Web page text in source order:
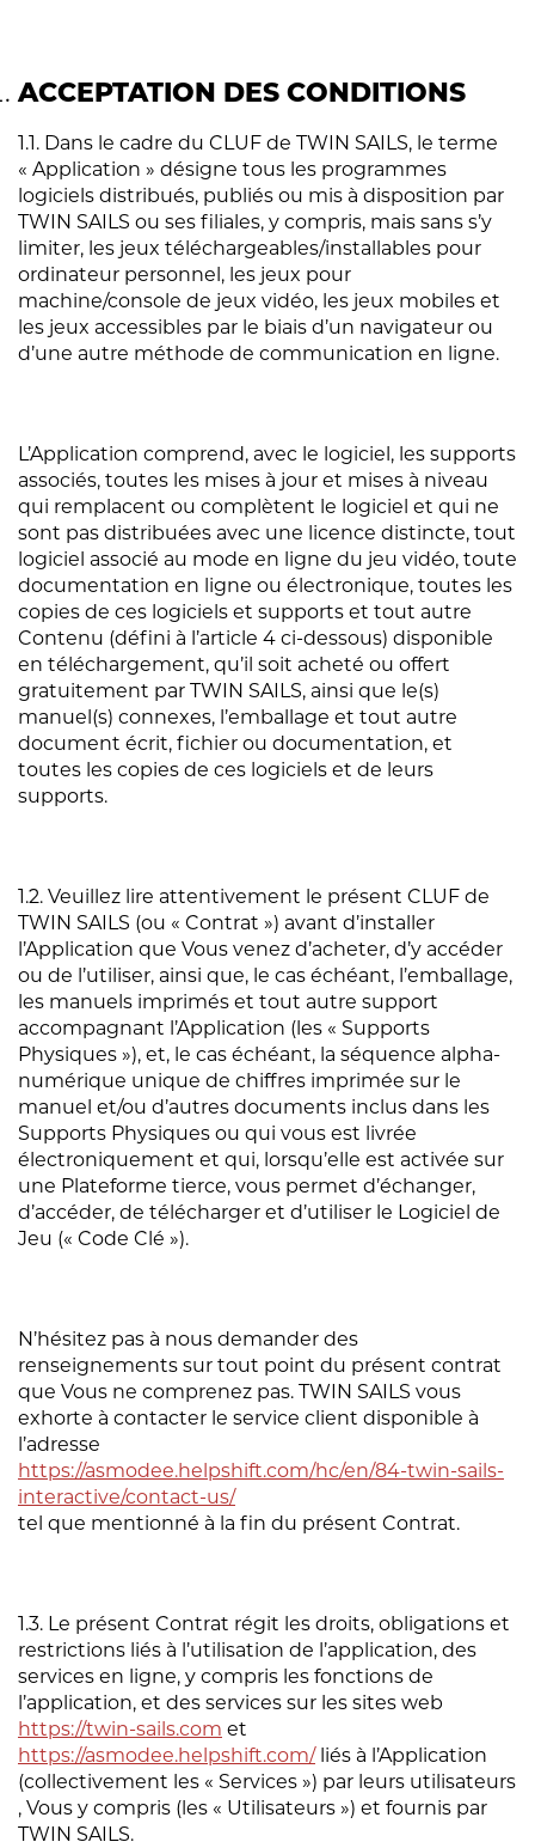
ACCEPTATION DES CONDITIONS
1.1. Dans le cadre du CLUF de TWIN SAILS, le terme
« Application » désigne tous les programmes
logiciels distribués, publiés ou mis à disposition par
TWIN SAILS ou ses filiales, y compris, mais sans s’y
limiter, les jeux téléchargeables/installables pour
ordinateur personnel, les jeux pour
machine/console de jeux vidéo, les jeux mobiles et
les jeux accessibles par le biais d’un navigateur ou
d’une autre méthode de communication en ligne.
L’Application comprend, avec le logiciel, les supports
associés, toutes les mises à jour et mises à niveau
qui remplacent ou complètent le logiciel et qui ne
sont pas distribuées avec une licence distincte, tout
logiciel associé au mode en ligne du jeu vidéo, toute
documentation en ligne ou électronique, toutes les
copies de ces logiciels et supports et tout autre
Contenu (défini à l’article 4 ci-dessous) disponible
en téléchargement, qu’il soit acheté ou offert
gratuitement par TWIN SAILS, ainsi que le(s)
manuel(s) connexes, l’emballage et tout autre
document écrit, fichier ou documentation, et
toutes les copies de ces logiciels et de leurs
supports.
1.2. Veuillez lire attentivement le présent CLUF de
TWIN SAILS (ou « Contrat ») avant d’installer
l’Application que Vous venez d’acheter, d’y accéder
ou de l’utiliser, ainsi que, le cas échéant, l’emballage,
les manuels imprimés et tout autre support
accompagnant l’Application (les « Supports
Physiques »), et, le cas échéant, la séquence alpha-
numérique unique de chiffres imprimée sur le
manuel et/ou d’autres documents inclus dans les
Supports Physiques ou qui vous est livrée
électroniquement et qui, lorsqu’elle est activée sur
une Plateforme tierce, vous permet d’échanger,
d’accéder, de télécharger et d’utiliser le Logiciel de
Jeu (« Code Clé »).
N’hésitez pas à nous demander des
renseignements sur tout point du présent contrat
que Vous ne comprenez pas. TWIN SAILS vous
exhorte à contacter le service client disponible à
l’adresse
https://asmodee.helpshift.com/hc/en/84-twin-sails-
interactive/contact-us/
tel que mentionné à la fin du présent Contrat.
1.3. Le présent Contrat régit les droits, obligations et
restrictions liés à l’utilisation de l’application, des
services en ligne, y compris les fonctions de
l’application, et des services sur les sites web
https://twin-sails.com et
https://asmodee.helpshift.com/liés à l’Application
(collectivement les « Services ») par leurs utilisateurs
, Vous y compris (les « Utilisateurs ») et fournis par
TWIN SAILS.